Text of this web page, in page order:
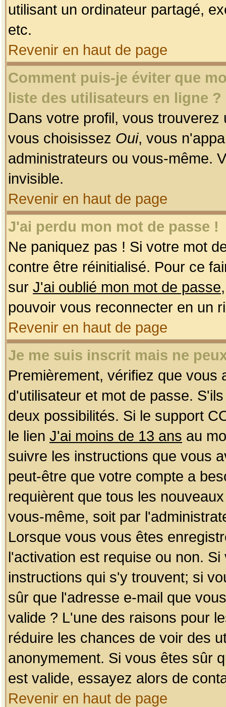
utilisant un ordinateur partagé,
etc.
Revenir en haut de page
Comment puis-je éviter que
liste des utilisateurs en ligne ?
Dans votre profil, vous
vous choisissez Oui, vous
administrateurs ou vous-même.
invisible.
Revenir en haut de page
J'ai perdu mon mot de passe !
Ne paniquez pas ! Si votre mot
contre être réinitialisé. Pour ce
sur J'ai oublié mon mot de passe
pouvoir vous reconnecter en un
Revenir en haut de page
Je me suis inscrit mais ne
Premièrement, vérifiez que
d'utilisateur et mot de passe.
deux possibilités. Si le support
le lien J'ai moins de 13 ans au
suivre les instructions que vous
peut-être que votre compte a
requièrent que tous les
vous-même, soit par
Lorsque vous vous êtes
l'activation est requise ou non.
instructions qui s'y trouvent; si
sûr que l'adresse e-mail que
valide ? L'une des raisons pour
réduire les chances de voir des
anonymement. Si vous êtes sûr
est valide, essayez alors de
Revenir en haut de page